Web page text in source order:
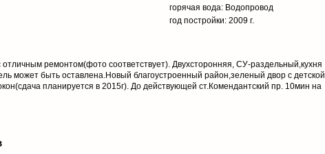
горячая вода: Водопровод
год постройки: 2009 г.
отличным ремонтом(фото соответствует). Двухсторонняя, СУ-раздельный,кухня
может быть оставлена.Новый благоустроенный район,зеленый двор с детской
планируется в 2015г). До действующей ст.Комендантский пр. 10мин на